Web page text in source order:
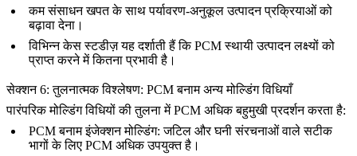
कम संसाधन खपत के साथ पर्यावरण-अनुकूल उत्पादन प्रक्रियाओं को
बढ़ावा देना।
विभिन्न केस स्टडीज़ यह दर्शाती हैं कि PCM स्थायी उत्पादन लक्ष्यों को
प्राप्त करने में कितना प्रभावी है।
सेक्शन 6: तुलनात्मक विश्लेषण: PCM बनाम अन्य मोल्डिंग विधियाँ
पारंपरिक मोल्डिंग विधियों की तुलना में PCM अधिक बहुमुखी प्रदर्शन करता है:
PCM बनाम इंजेक्शन मोल्डिंग: जटिल और घनी संरचनाओं वाले सटीक
भागों के लिए PCM अधिक उपयुक्त है।